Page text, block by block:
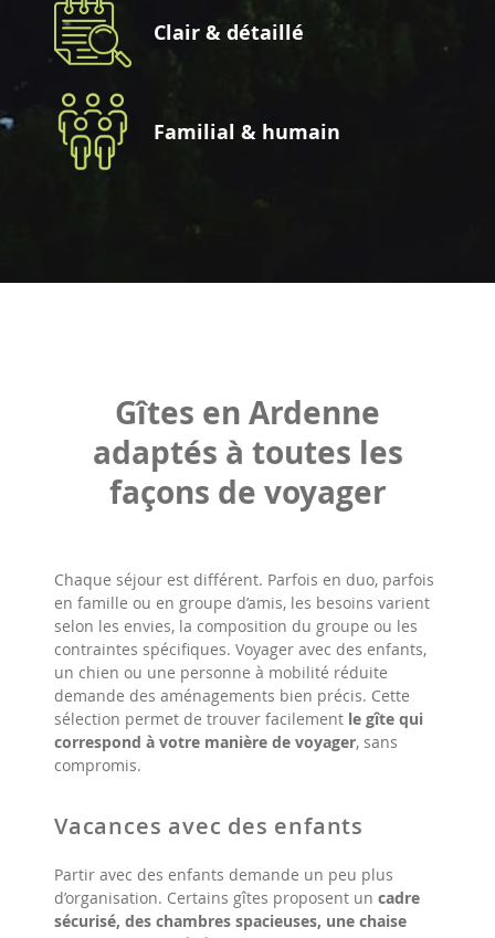
Clair & détaillé
Familial & humain
Gîtes en Ardenne
adaptés à toutes les
façons de voyager
Chaque séjour est différent. Parfois en duo, parfois
en famille ou en groupe d’amis, les besoins varient
selon les envies, la composition du groupe ou les
contraintes spécifiques. Voyager avec des enfants,
un chien ou une personne à mobilité réduite
demande des aménagements bien précis. Cette
sélection permet de trouver facilement le gîte qui
correspond à votre manière de voyager, sans
compromis.
Vacances avec des enfants
Partir avec des enfants demande un peu plus
d’organisation. Certains gîtes proposent un cadre
sécurisé, des chambres spacieuses, une chaise